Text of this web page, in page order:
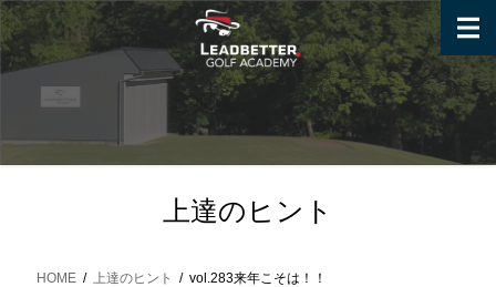
コ
ン
テ
へ
ス
ナ
ビ
ゲ
ョ
ン
上達のヒント
HOME 上達のヒント vol.283来年こそは！！